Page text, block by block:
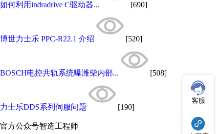
如何利用indradrive C驱动器... [690]
博世力士乐 PPC-R22.1 介绍 [520]
BOSCH电控共轨系统曝潍柴内部... [508]
力士乐DDS系列伺服问题 [190]
官方公众号智造工程师
客服